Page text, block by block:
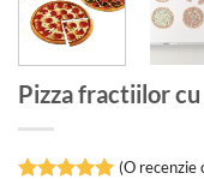
Pizza fractiilor
(O recenzie